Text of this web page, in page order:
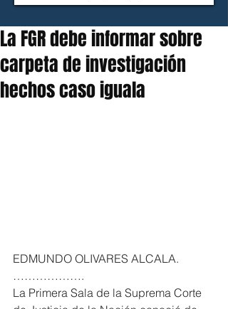
La FGR debe informar sobre
carpeta de investigación
hechos caso iguala
EDMUNDO OLIVARES ALCALA.
……………….
La Primera Sala de la Suprema Corte